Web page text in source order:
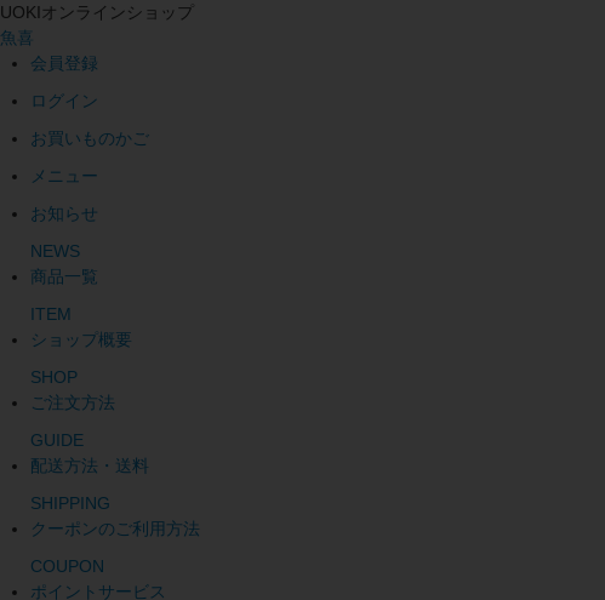
UOKIオンラインショップ
魚喜
会員登録
ログイン
お買いものかご
メニュー
お知らせ
NEWS
商品一覧
ITEM
ショップ概要
SHOP
ご注文方法
GUIDE
配送方法・送料
SHIPPING
クーポンのご利用方法
COUPON
ポイントサービス